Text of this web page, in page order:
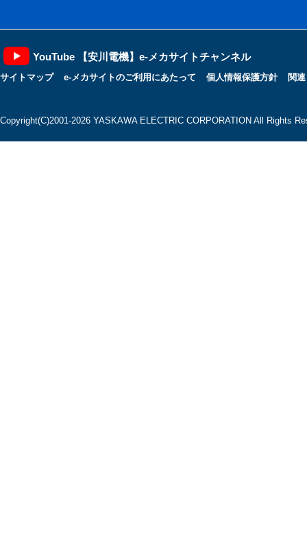
YouTube 【安川電機】e-メカサイトチャンネル
サイトマップ e-メカサイトのご利用にあたって 個人情報保護方針 関
Copyright(C)2001‐2026 YASKAWA ELECTRIC CORPORATION All Rights